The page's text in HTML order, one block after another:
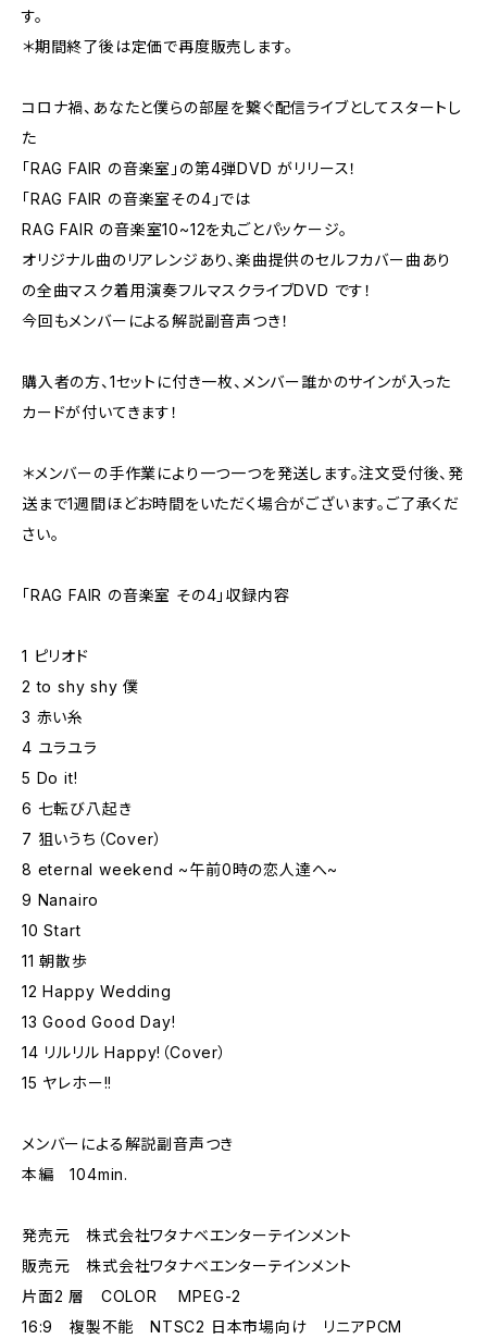
す。
＊期間終了後は定価で再度販売します。
コロナ禍、あなたと僕らの部屋を繋ぐ配信ライブとしてスタートし
た
「RAG FAIR の音楽室」の第4弾DVD がリリース！
「RAG FAIR の音楽室その4」では
RAG FAIR の音楽室10~12を丸ごとパッケージ。
オリジナル曲のリアレンジあり、楽曲提供のセルフカバー曲あり
の全曲マスク着用演奏フルマスクライブDVD です！
今回もメンバーによる解説副音声つき！
購入者の方、1セットに付き一枚、メンバー誰かのサインが入った
カードが付いてきます！
＊メンバーの手作業により一つ一つを発送します。注文受付後、発
送まで1週間ほどお時間をいただく場合がございます。ご了承くだ
さい。
「RAG FAIR の音楽室 その4」収録内容
1 ピリオド
2 to shy shy 僕
3 赤い糸
4 ユラユラ
5 Do it!
6 七転び八起き
7 狙いうち（Cover）
8 eternal weekend ~午前0時の恋人達へ~
9 Nanairo
10 Start
11 朝散歩
12 Happy Wedding
13 Good Good Day!
14 リルリル Happy!（Cover）
15 ヤレホー!!
メンバーによる解説副音声つき
本編 104min.
発売元 株式会社ワタナベエンターテインメント
販売元 株式会社ワタナベエンターテインメント
片面2 層 COLOR MPEG-2
16:9 複製不能 NTSC2 日本市場向け リニアPCM